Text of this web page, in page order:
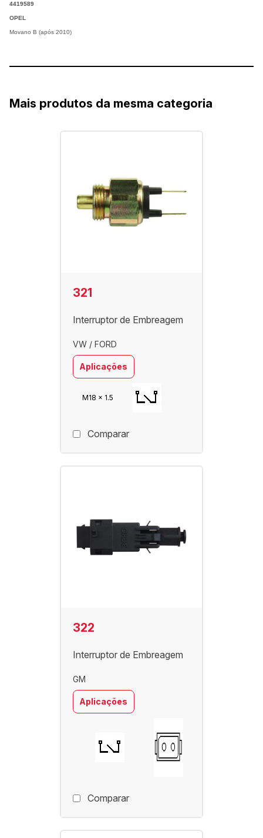
4419589
OPEL
Movano B (após 2010)
Mais produtos da mesma categoria
321
Interruptor de Embreagem
VW / FORD
Aplicações
M18 x 1.5
Comparar
322
Interruptor de Embreagem
GM
Aplicações
Comparar